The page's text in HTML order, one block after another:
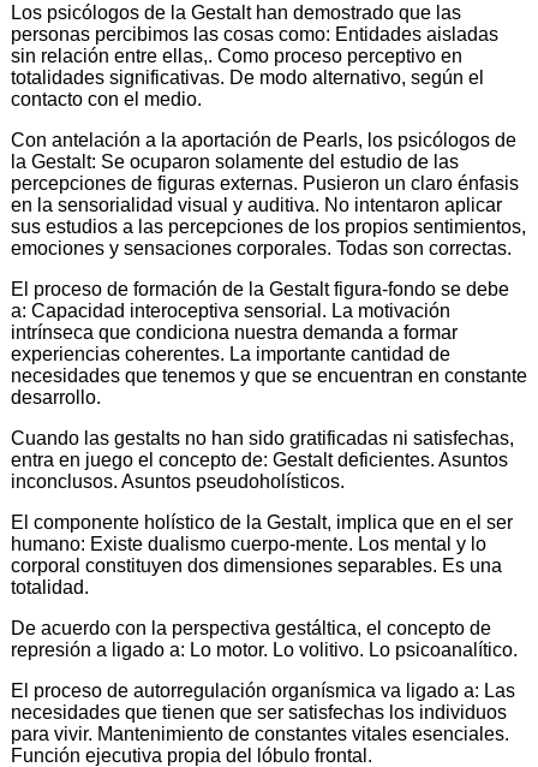
Los psicólogos de la Gestalt han demostrado que las
personas percibimos las cosas como: Entidades aisladas
sin relación entre ellas,. Como proceso perceptivo en
totalidades significativas. De modo alternativo, según el
contacto con el medio.
Con antelación a la aportación de Pearls, los psicólogos de
la Gestalt: Se ocuparon solamente del estudio de las
percepciones de figuras externas. Pusieron un claro énfasis
en la sensorialidad visual y auditiva. No intentaron aplicar
sus estudios a las percepciones de los propios sentimientos,
emociones y sensaciones corporales. Todas son correctas.
El proceso de formación de la Gestalt figura-fondo se debe
a: Capacidad interoceptiva sensorial. La motivación
intrínseca que condiciona nuestra demanda a formar
experiencias coherentes. La importante cantidad de
necesidades que tenemos y que se encuentran en constante
desarrollo.
Cuando las gestalts no han sido gratificadas ni satisfechas,
entra en juego el concepto de: Gestalt deficientes. Asuntos
inconclusos. Asuntos pseudoholísticos.
El componente holístico de la Gestalt, implica que en el ser
humano: Existe dualismo cuerpo-mente. Los mental y lo
corporal constituyen dos dimensiones separables. Es una
totalidad.
De acuerdo con la perspectiva gestáltica, el concepto de
represión a ligado a: Lo motor. Lo volitivo. Lo psicoanalítico.
El proceso de autorregulación organísmica va ligado a: Las
necesidades que tienen que ser satisfechas los individuos
para vivir. Mantenimiento de constantes vitales esenciales.
Función ejecutiva propia del lóbulo frontal.